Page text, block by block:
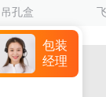
吊孔盒
包装
经理